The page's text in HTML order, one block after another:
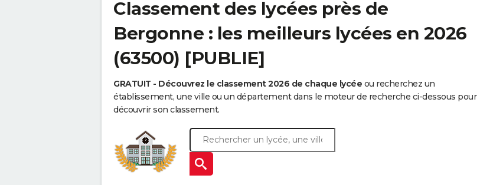
Classement des lycées près de
Bergonne : les meilleurs lycées en 2026
(63500) [PUBLIE]
GRATUIT - Découvrez le classement 2026 de chaque lycée ou recherchez un
établissement, une ville ou un département dans le moteur de recherche ci-dessous pour
découvrir son classement.